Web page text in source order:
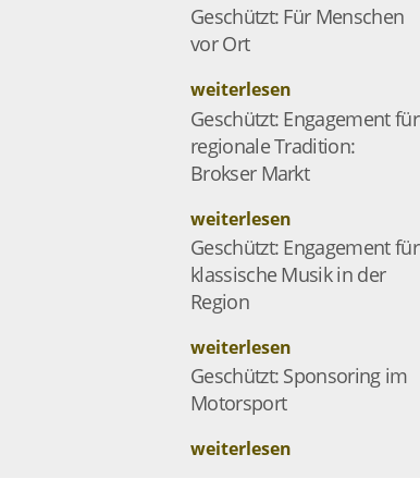
Geschützt: Für Menschen
vor Ort
weiterlesen
Geschützt: Engagement für
regionale Tradition:
Brokser Markt
weiterlesen
Geschützt: Engagement für
klassische Musik in der
Region
weiterlesen
Geschützt: Sponsoring im
Motorsport
weiterlesen